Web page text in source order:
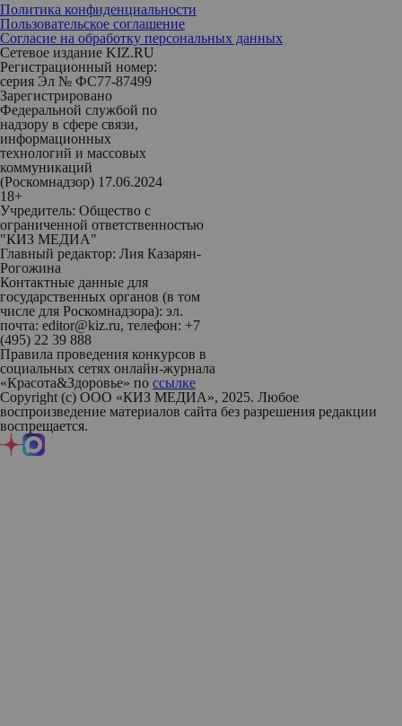
Политика конфиденциальности
Пользовательское соглашение
Согласие на обработку персональных данных
Сетевое издание KIZ.RU
Регистрационный номер:
серия Эл № ФС77-87499
Зарегистрировано
Федеральной службой по
надзору в сфере связи,
информационных
технологий и массовых
коммуникаций
(Роскомнадзор) 17.06.2024
18+
Учредитель: Общество с
ограниченной ответственностью
"КИЗ МЕДИА"
Главный редактор: Лия Казарян-
Рогожина
Контактные данные для
государственных органов (в том
числе для Роскомнадзора): эл.
почта: editor@kiz.ru, телефон: +7
(495) 22 39 888
Правила проведения конкурсов в
социальных сетях онлайн-журнала
«Красота&Здоровье» по ссылке
Copyright (с) ООО «КИЗ МЕДИА», 2025. Любое
воспроизведение материалов сайта без разрешения редакции
воспрещается.